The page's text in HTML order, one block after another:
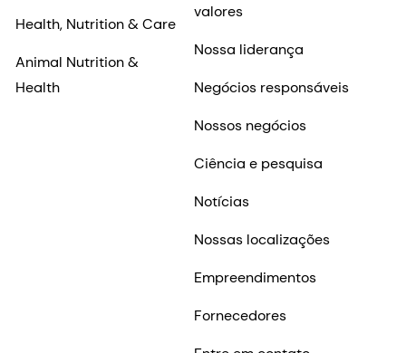
Health, Nutrition & Care
Animal Nutrition &
Health
valores
Nossa liderança
Negócios responsáveis
Nossos negócios
Ciência e pesquisa
Notícias
Nossas localizações
Empreendimentos
Fornecedores